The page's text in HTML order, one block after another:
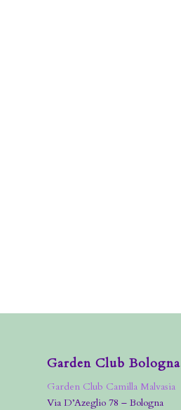
Garden Club Bologna
Garden Club Camilla Malvasia
Via D’Azeglio 78 – Bologna